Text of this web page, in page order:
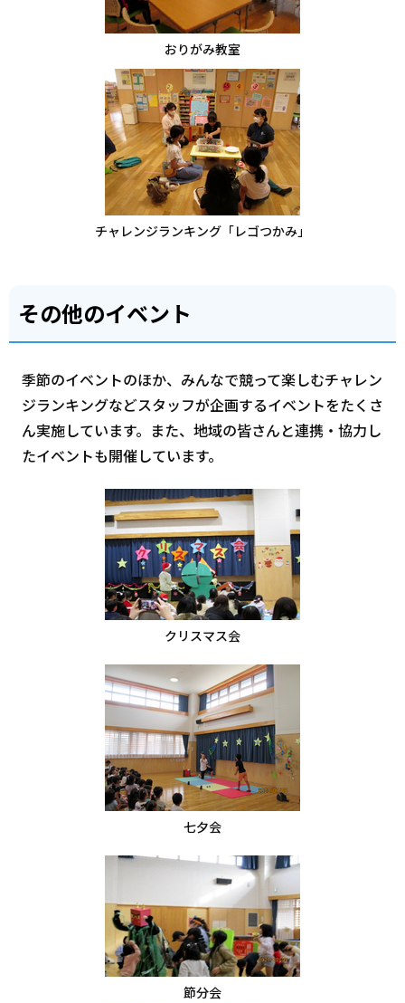
おりがみ教室
チャレンジランキング「レゴつかみ」
その他のイベント
季節のイベントのほか、みんなで競って楽しむチャレン
ジランキングなどスタッフが企画するイベントをたくさ
ん実施しています。また、地域の皆さんと連携・協力し
たイベントも開催しています。
クリスマス会
七夕会
節分会